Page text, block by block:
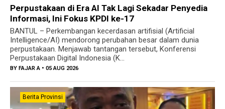
Perpustakaan di Era AI Tak Lagi Sekadar Penyedia
Informasi, Ini Fokus KPDI ke-17
BANTUL – Perkembangan kecerdasan artifisial (Artificial
Intelligence/AI) mendorong perubahan besar dalam dunia
perpustakaan. Menjawab tantangan tersebut, Konferensi
Perpustakaan Digital Indonesia (K...
BY FAJAR A • 05 AUG 2026
Berita Provinsi